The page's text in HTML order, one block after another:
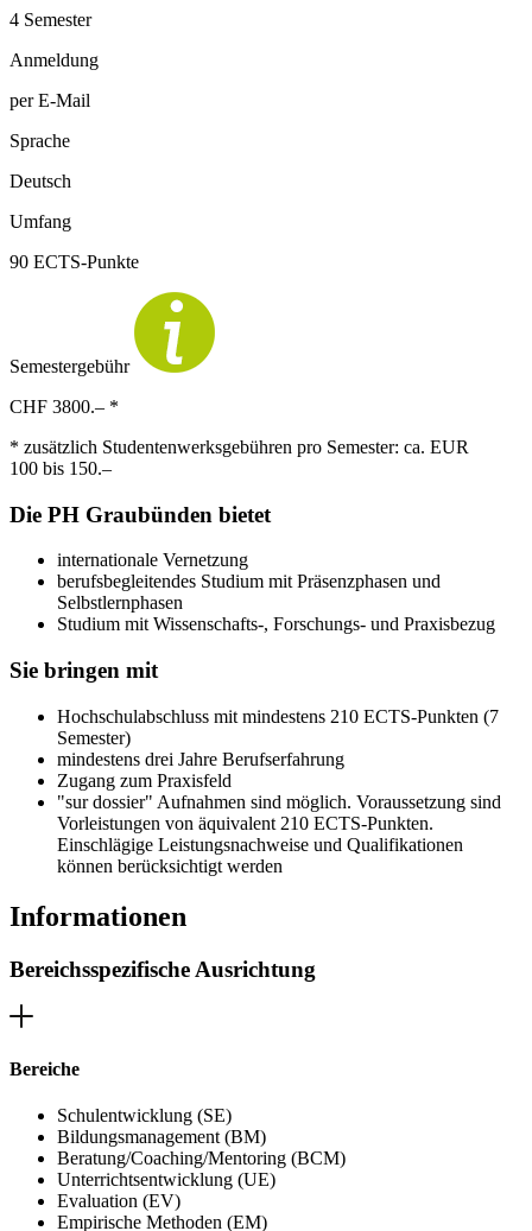
4 Semester
Anmeldung
per E-Mail
Sprache
Deutsch
Umfang
90 ECTS-Punkte
Semestergebühr
CHF 3800.– *
* zusätzlich Studentenwerksgebühren pro Semester: ca. EUR
100 bis 150.–
Die PH Graubünden bietet
internationale Vernetzung
berufsbegleitendes Studium mit Präsenzphasen und
Selbstlernphasen
Studium mit Wissenschafts-, Forschungs- und Praxisbezug
Sie bringen mit
Hochschulabschluss mit mindestens 210 ECTS-Punkten (7
Semester)
mindestens drei Jahre Berufserfahrung
Zugang zum Praxisfeld
"sur dossier" Aufnahmen sind möglich. Voraussetzung sind
Vorleistungen von äquivalent 210 ECTS-Punkten.
Einschlägige Leistungsnachweise und Qualifikationen
können berücksichtigt werden
Informationen
Bereichsspezifische Ausrichtung
Bereiche
Schulentwicklung (SE)
Bildungsmanagement (BM)
Beratung/Coaching/Mentoring (BCM)
Unterrichtsentwicklung (UE)
Evaluation (EV)
Empirische Methoden (EM)